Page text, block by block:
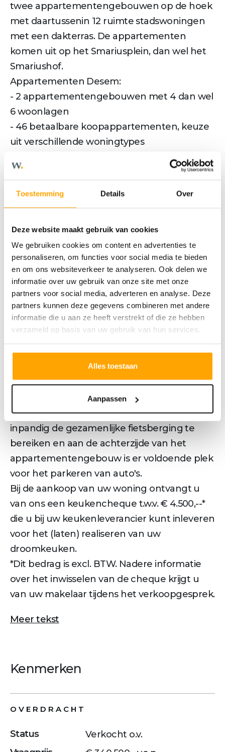
Toestemming Details Over
Deze website maakt gebruik van cookies
We gebruiken cookies om content en advertenties te
personaliseren, om functies voor social media te bieden
en om ons websiteverkeer te analyseren. Ook delen we
informatie over uw gebruik van onze site met onze
partners voor social media, adverteren en analyse. Deze
partners kunnen deze gegevens combineren met andere
informatie die u aan ze heeft verstrekt of die ze hebben
verzameld op basis van uw gebruik van hun services.
Alles toestaan
Aanpassen
twee appartementengebouwen op de hoek
met daartussenin 12 ruimte stadswoningen
met een dakterras. De appartementen
komen uit op het Smariusplein, dan wel het
Smariushof.
Appartementen Desem:
- 2 appartementengebouwen met 4 dan wel
6 woonlagen
- 46 betaalbare koopappartementen, keuze
uit verschillende woningtypes
- appartementen tussen ca. 63 m² en 67 m²
woonoppervlakte
keukencheque
- moderne afwerking, zowel van binnen als
van buiten
- 4 zeer ruime penthouses met 3
slaapkamers en een zeer royaal dakterras
Woningtype B:
Mooi appartement met 2 slaapkamers, open
en een fraai balkon gelegen op het noorden,
waar je mooi uitkijkt op het Smariusplein. Aan
dit sfeervolle, autoluwe Smariusplein bevindt
zich de centrale entréé met trappenhuis en
lift. Tevens is er vanuit de centrale hal
inpandig de gezamenlijke fietsberging te
bereiken en aan de achterzijde van het
appartementengebouw is er voldoende plek
voor het parkeren van auto's.
Bij de aankoop van uw woning ontvangt u
van ons een keukencheque t.w.v. € 4.500,--*
die u bij uw keukenleverancier kunt inleveren
voor het (laten) realiseren van uw
droomkeuken.
*Dit bedrag is excl. BTW. Nadere informatie
over het inwisselen van de cheque krijgt u
van uw makelaar tijdens het verkoopgesprek.
Meer tekst
Kenmerken
OVERDRACHT
Status
Verkocht o.v.